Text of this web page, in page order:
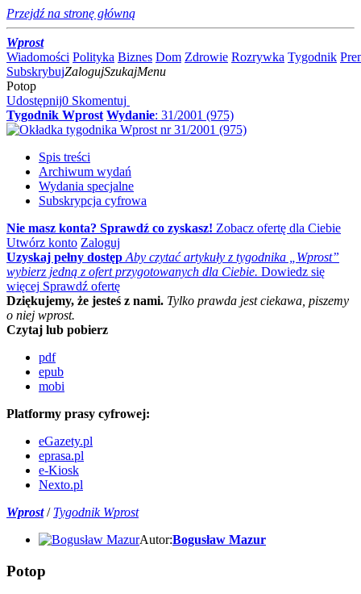
Przejdź na stronę główną
Wprost
Wiadomości Polityka Biznes Dom Zdrowie Rozrywka Tygodnik
SubskrybujZalogujSzukajMenu
Potop
Udostępnij0 Skomentuj
Tygodnik Wprost Wydanie: 31/2001 (975)
Spis treści
Archiwum wydań
Wydania specjalne
Subskrypcja cyfrowa
Nie masz konta? Sprawdź co zyskasz! Zobacz ofertę dla Ciebie
Utwórz konto Zaloguj
Uzyskaj pełny dostęp Aby czytać artykuły z tygodnika „Wprost”
wybierz jedną z ofert przygotowanych dla Ciebie. Dowiedz się
więcej Sprawdź ofertę
Dziękujemy, że jesteś z nami. Tylko prawda jest ciekawa, piszemy
o niej wprost.
Czytaj lub pobierz
pdf
epub
mobi
Platformy prasy cyfrowej:
eGazety.pl
eprasa.pl
e-Kiosk
Nexto.pl
Wprost/ Tygodnik Wprost
Autor:Bogusław Mazur
Potop